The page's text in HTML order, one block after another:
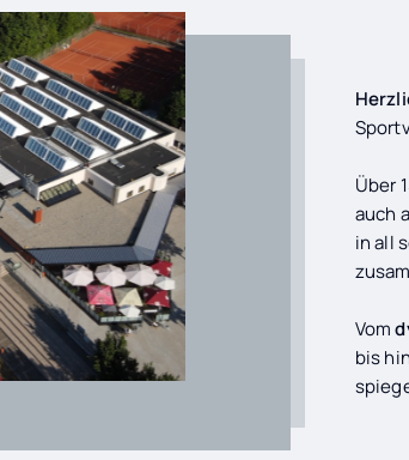
Über
auch
in all
Vom
bis